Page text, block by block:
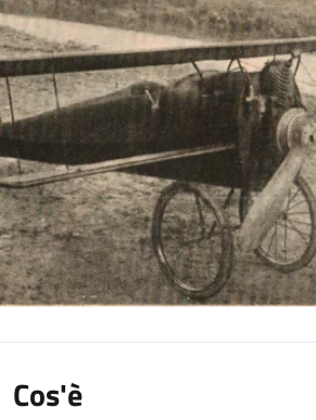
Cos'è